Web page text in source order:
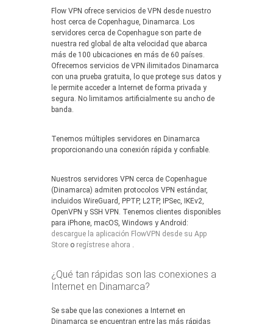
Flow VPN ofrece servicios de VPN desde nuestro
host cerca de Copenhague, Dinamarca. Los
servidores cerca de Copenhague son parte de
nuestra red global de alta velocidad que abarca
más de 100 ubicaciones en más de 60 países.
Ofrecemos servicios de VPN ilimitados Dinamarca
con una prueba gratuita, lo que protege sus datos y
le permite acceder a Internet de forma privada y
segura. No limitamos artificialmente su ancho de
banda.
Tenemos múltiples servidores en Dinamarca
proporcionando una conexión rápida y confiable.
Nuestros servidores VPN cerca de Copenhague
(Dinamarca) admiten protocolos VPN estándar,
incluidos WireGuard, PPTP, L2TP, IPSec, IKEv2,
OpenVPN y SSH VPN. Tenemos clientes disponibles
para iPhone, macOS, Windows y Android:
descargue la aplicación FlowVPN desde su App
Store o regístrese ahora .
¿Qué tan rápidas son las conexiones a
Internet en Dinamarca?
Se sabe que las conexiones a Internet en
Dinamarca se encuentran entre las más rápidas